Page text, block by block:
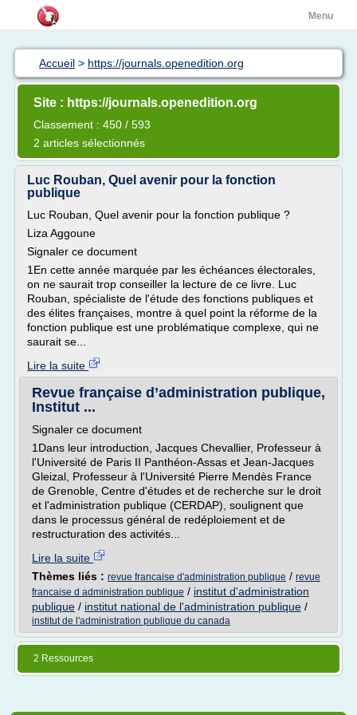
Menu
Accueil > https://journals.openedition.org
Site : https://journals.openedition.org
Classement : 450 / 593
2 articles sélectionnés
Luc Rouban, Quel avenir pour la fonction
publique
Luc Rouban, Quel avenir pour la fonction publique ?
Liza Aggoune
Signaler ce document
1En cette année marquée par les échéances électorales,
on ne saurait trop conseiller la lecture de ce livre. Luc
Rouban, spécialiste de l'étude des fonctions publiques et
des élites françaises, montre à quel point la réforme de la
fonction publique est une problématique complexe, qui ne
saurait se...
Lire la suite
Revue française d’administration publique,
Institut ...
Signaler ce document
1Dans leur introduction, Jacques Chevallier, Professeur à
l'Université de Paris II Panthéon-Assas et Jean-Jacques
Gleizal, Professeur à l'Université Pierre Mendès France
de Grenoble, Centre d'études et de recherche sur le droit
et l'administration publique (CERDAP), soulignent que
dans le processus général de redéploiement et de
restructuration des activités...
Lire la suite
Thèmes liés : revue francaise d'administration publique / revue
francaise d administration publique / institut d'administration
publique / institut national de l'administration publique /
institut de l'administration publique du canada
2 Ressources